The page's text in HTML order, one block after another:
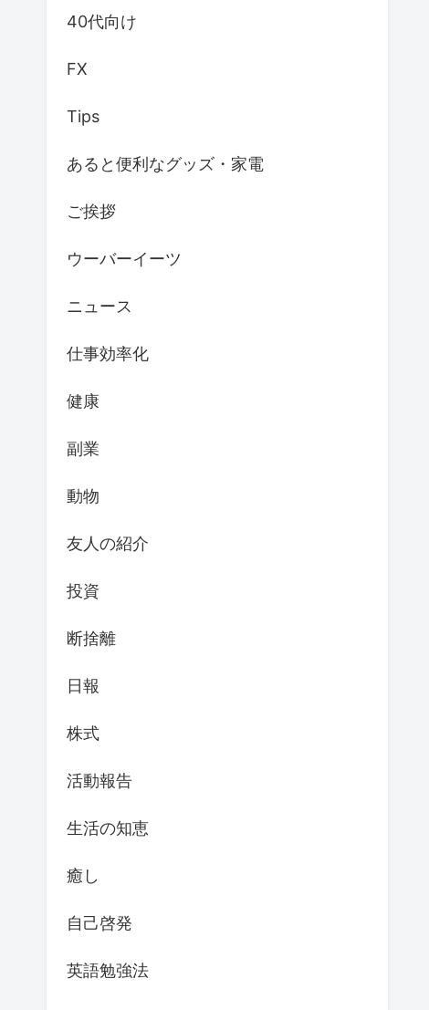
40代向け
FX
Tips
あると便利なグッズ・家電
ご挨拶
ウーバーイーツ
ニュース
仕事効率化
健康
副業
動物
友人の紹介
投資
断捨離
日報
株式
活動報告
生活の知恵
癒し
自己啓発
英語勉強法